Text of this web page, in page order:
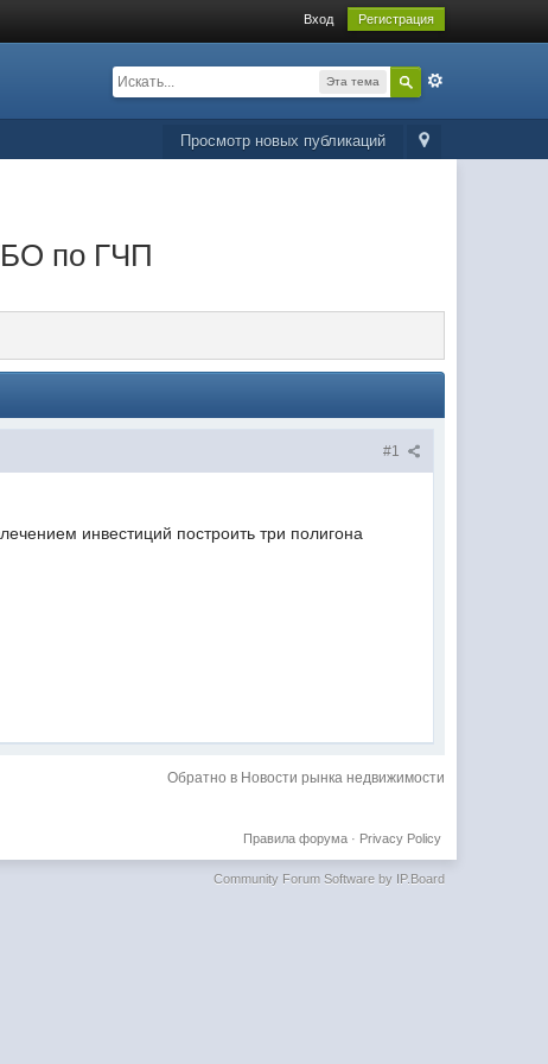
Вход Регистрация
Эта тема
Просмотр новых публикаций
по ГЧП
#1
инвестиций построить три полигона
Обратно в Новости рынка недвижимости
Privacy Policy
Правила форума·
Community Forum Software by IP.Board